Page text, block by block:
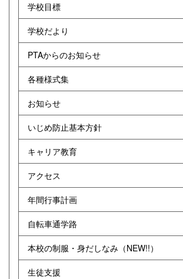
学校目標
学校だより
PTAからのお知らせ
各種様式集
お知らせ
いじめ防止基本方針
キャリア教育
アクセス
年間行事計画
自転車通学路
本校の制服・身だしなみ（NEW!!）
生徒支援